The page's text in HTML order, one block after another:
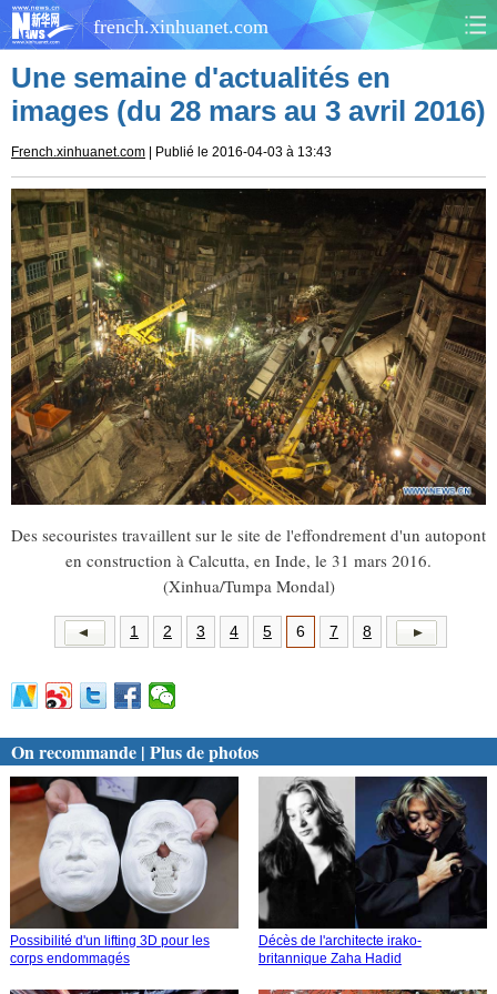
french.xinhuanet.com
CHINE MONDE
CULTURE SOCIÉTÉ
SANTÉ SPORTS
SCI&TECH PLANÈTE
TOURISME DOCUMENTS
DOSSIERS PHOTOS
VIDÉOS
Une semaine d'actualités en
images (du 28 mars au 3 avril 2016)
French.xinhuanet.com | Publié le 2016-04-03 à 13:43
Des secouristes travaillent sur le site de l'effondrement d'un autopont
en construction à Calcutta, en Inde, le 31 mars 2016.
(Xinhua/Tumpa Mondal)
1 2 3 4 5 6 7 8
On recommande | Plus de photos
Possibilité d'un lifting 3D pour les
corps endommagés
Décès de l'architecte irako-
britannique Zaha Hadid